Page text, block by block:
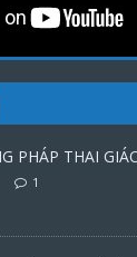
PHÁP THAI
1